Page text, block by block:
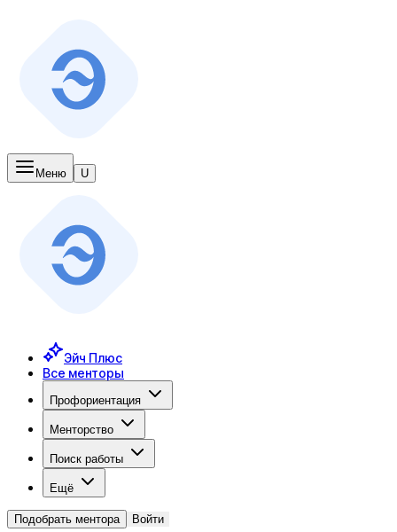
Меню U
Эйч Плюс
Все менторы
Профориентация
Менторство
Поиск работы
Ещё
Подобрать ментора Войти